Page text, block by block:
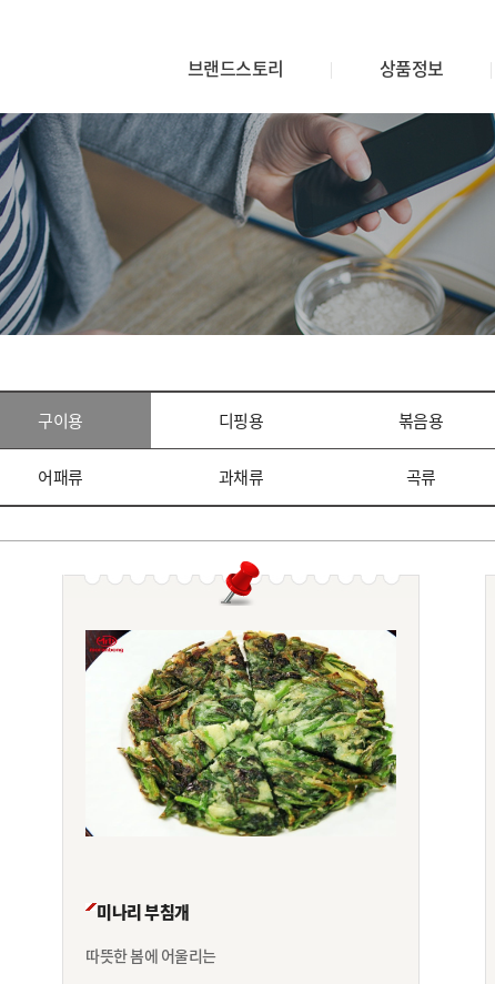
브랜드스토리 상품정보
구이용 디핑용 볶음용
어패류 과채류 곡류
미나리 부침개
따뜻한 봄에 어울리는